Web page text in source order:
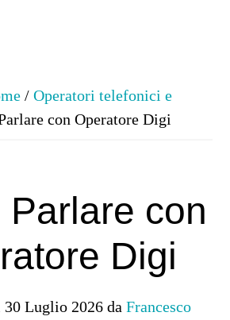
/ Operatori telefonici e
con Operatore Digi
Parlare con
Digi
30 Luglio 2026da Francesco